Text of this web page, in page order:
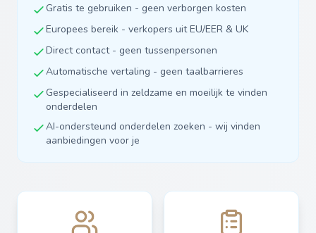
Gratis te gebruiken - geen verborgen kosten
Europees bereik - verkopers uit EU/EER & UK
Direct contact - geen tussenpersonen
Automatische vertaling - geen taalbarrieres
Gespecialiseerd in zeldzame en moeilijk te vinden
onderdelen
AI-ondersteund onderdelen zoeken - wij vinden
aanbiedingen voor je